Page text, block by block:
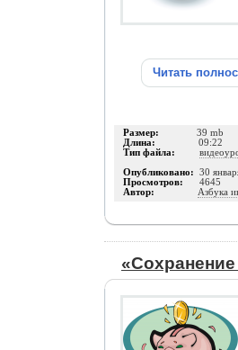
Читать
Размер: 39 mb
Длина: 09:22
Тип файла:
Опубликовано: 30
Просмотров: 4645
Автор: Азбука